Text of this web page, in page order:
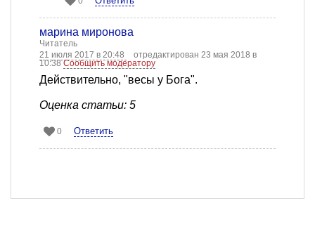
марина миронова
Читатель
21 июля 2017 в 20:48
отредактирован 23 мая 2018 в
10:38Сообщить модератору
Действительно, "весы у Бога".
Оценка статьи: 5
0 Ответить